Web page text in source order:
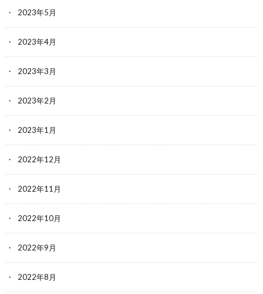
2023年5月
2023年4月
2023年3月
2023年2月
2023年1月
2022年12月
2022年11月
2022年10月
2022年9月
2022年8月